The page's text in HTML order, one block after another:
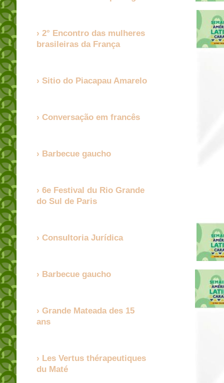
2° Encontro das mulheres
brasileiras da França
Sitio do Piacapau Amarelo
Conversação em francês
Barbecue gaucho
6e Festival du Rio Grande
do Sul de Paris
Consultoria Jurídica
Barbecue gaucho
Grande Mateada des 15
ans
Les Vertus thérapeutiques
du Maté